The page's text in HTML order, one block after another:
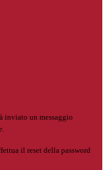
inviato un messaggio
il reset della password